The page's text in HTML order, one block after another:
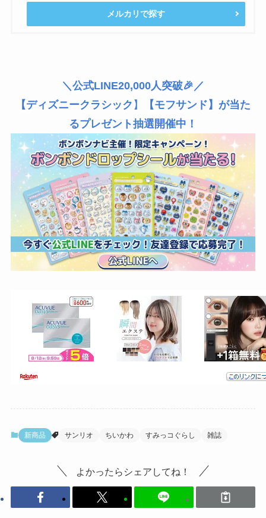
メルカリで探す
＼公式LINE20,000人突破🎉／
【ディズニークラシック 】
【モフサンド】が当た
るプレゼント抽選開催中！
新商品 サンリオ ちいかわ すみっコぐらし 雑誌
よかったらシェアしてね！